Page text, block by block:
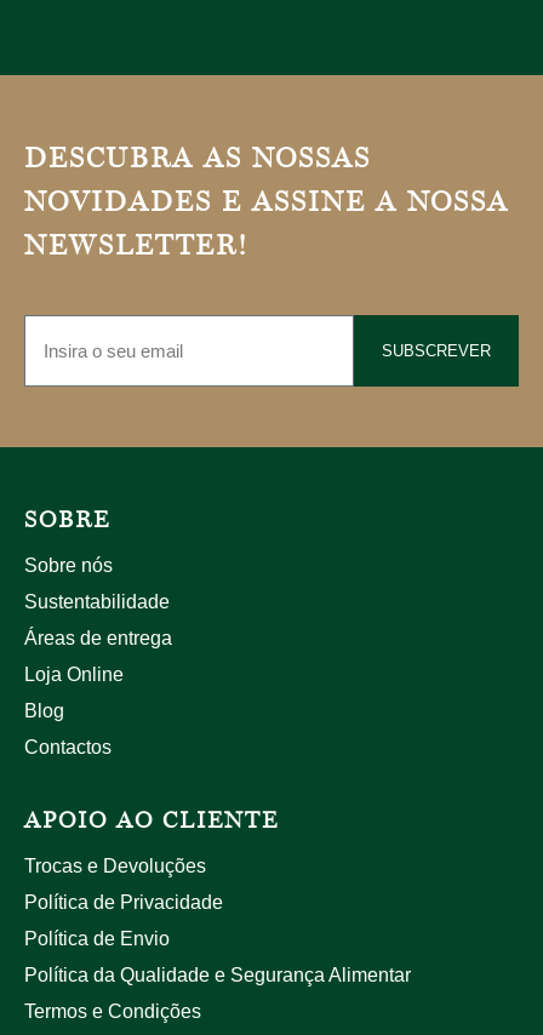
DESCUBRA AS NOSSAS
NOVIDADES E ASSINE A NOSSA
NEWSLETTER!
SUBSCREVER
SOBRE
Sobre nós
Sustentabilidade
Áreas de entrega
Loja Online
Blog
Contactos
APOIO AO CLIENTE
Trocas e Devoluções
Política de Privacidade
Política de Envio
Política da Qualidade e Segurança Alimentar
Termos e Condições